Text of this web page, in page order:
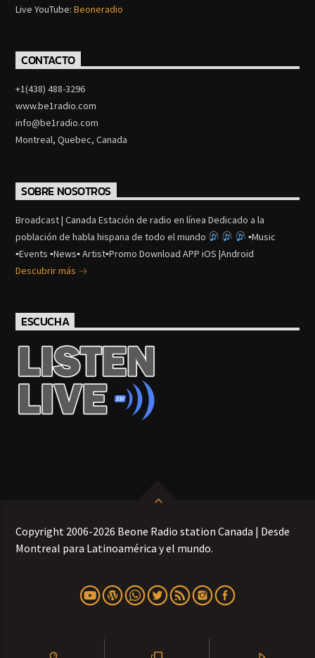
Live YouTube:Beoneradio
CONTACTO
+1(438) 488-3296
www.be1radio.com
info@be1radio.com
Montreal, Quebec, Canada
SOBRE NOSOTROS
Broadcast | Canada Estación de radio en línea Dedicado a la
población de habla hispana de todo el mundo
▪Music
▪Events ▪News▪ Artist▪Promo Download APP iOS |Android
Descubrir más
ESCUCHA
Copyright 2006-2026 Beone Radio station Canada | Desde
Montreal para Latinoamérica y el mundo.